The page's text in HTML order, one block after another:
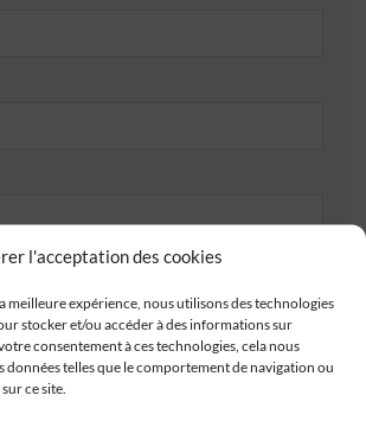
l'acceptation des cookies
meilleure expérience, nous utilisons des technologies
stocker et/ou accéder à des informations sur
consentement à ces technologies, cela nous
telles que le comportement de navigation ou
ce site.